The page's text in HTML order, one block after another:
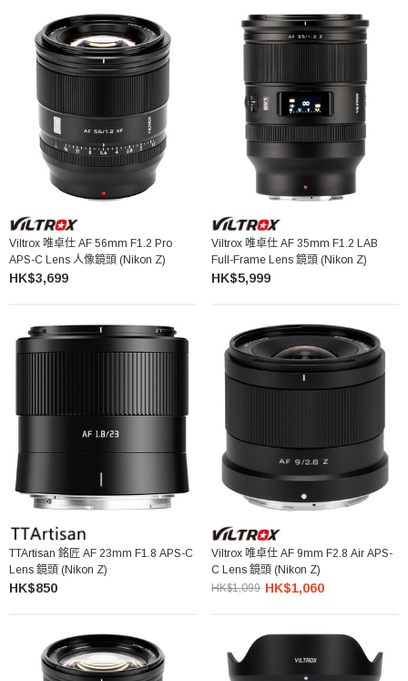
Viltrox 唯卓仕 AF 56mm F1.2 Pro
APS-C Lens 人像鏡頭 (Nikon Z)
HK$3,699
Viltrox 唯卓仕 AF 35mm F1.2 LAB
Full-Frame Lens 鏡頭 (Nikon Z)
HK$5,999
TTArtisan 銘匠 AF 23mm F1.8 APS-C
Lens 鏡頭 (Nikon Z)
HK$850
Viltrox 唯卓仕 AF 9mm F2.8 Air APS-
C Lens 鏡頭 (Nikon Z)
HK$1,099 HK$1,060